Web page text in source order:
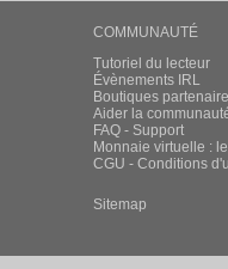
COMMUNAUTÉ
Tutoriel du lecteur
Évènements IRL
Boutiques
Aider la
FAQ - Support
Monnaie virtuelle :
CGU - Conditions
Sitemap